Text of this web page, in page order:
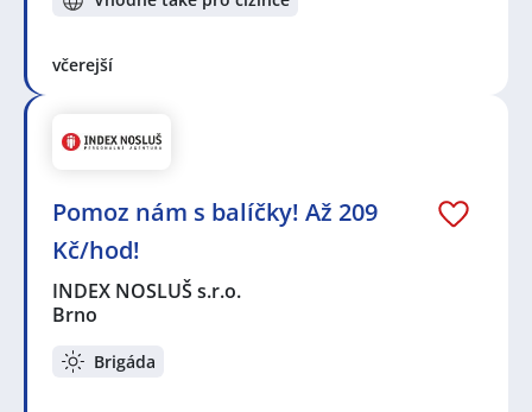
včerejší
Pomoz nám s balíčky! Až 209
Kč/hod!
INDEX NOSLUŠ s.r.o.
Brno
Brigáda